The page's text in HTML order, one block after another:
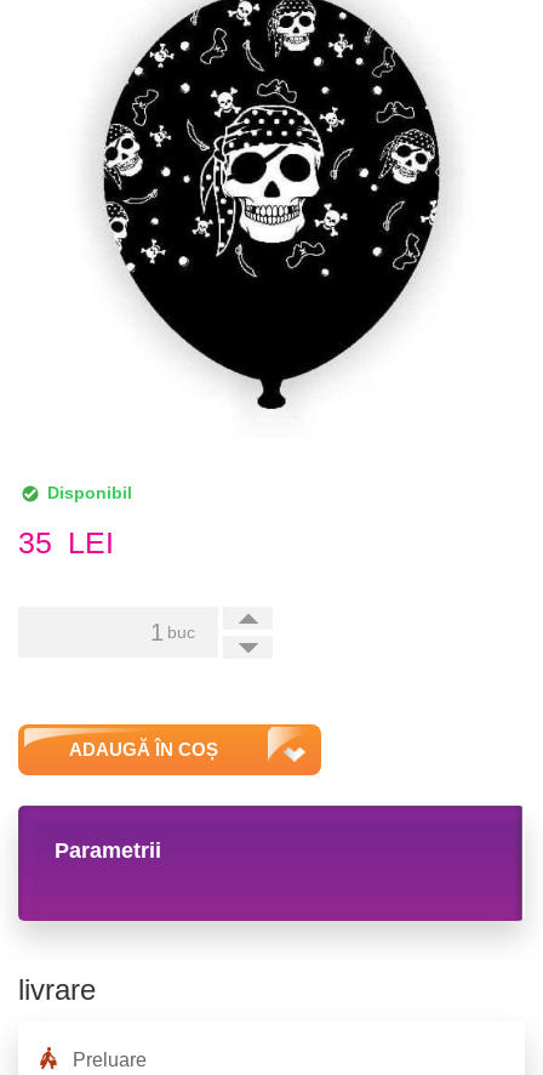
Disponibil
35 LEI
+
-
buc
ADAUGĂ ÎN COȘ
Parametrii
livrare
Preluare